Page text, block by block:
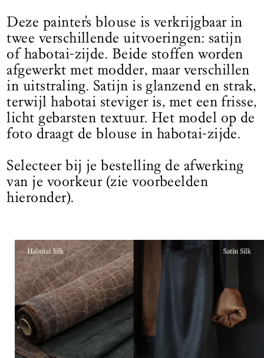
Deze painter's blouse is verkrijgbaar in
twee verschillende uitvoeringen: satijn
of habotai-zijde. Beide stoffen worden
afgewerkt met modder, maar verschillen
in uitstraling. Satijn is glanzend en strak,
terwijl habotai steviger is, met een frisse,
licht gebarsten textuur. Het model op de
foto draagt de blouse in habotai-zijde.
Selecteer bij je bestelling de afwerking
van je voorkeur (zie voorbeelden
hieronder).